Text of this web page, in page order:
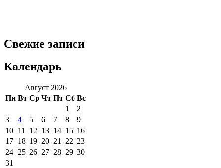
Свежие записи
Календарь
Август 2026
Пн Вт Ср Чт Пт Сб Вс
1
2
3
4 5 6 7 8
9
10 11 12 13 14 15 16
17 18 19 20 21 22 23
24 25 26 27 28 29 30
31